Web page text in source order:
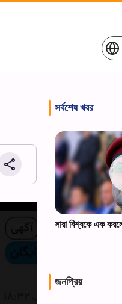
সর্বশেষ খবর
পক্ষ
সারা বিশ্বকে এক
জনপ্রিয়